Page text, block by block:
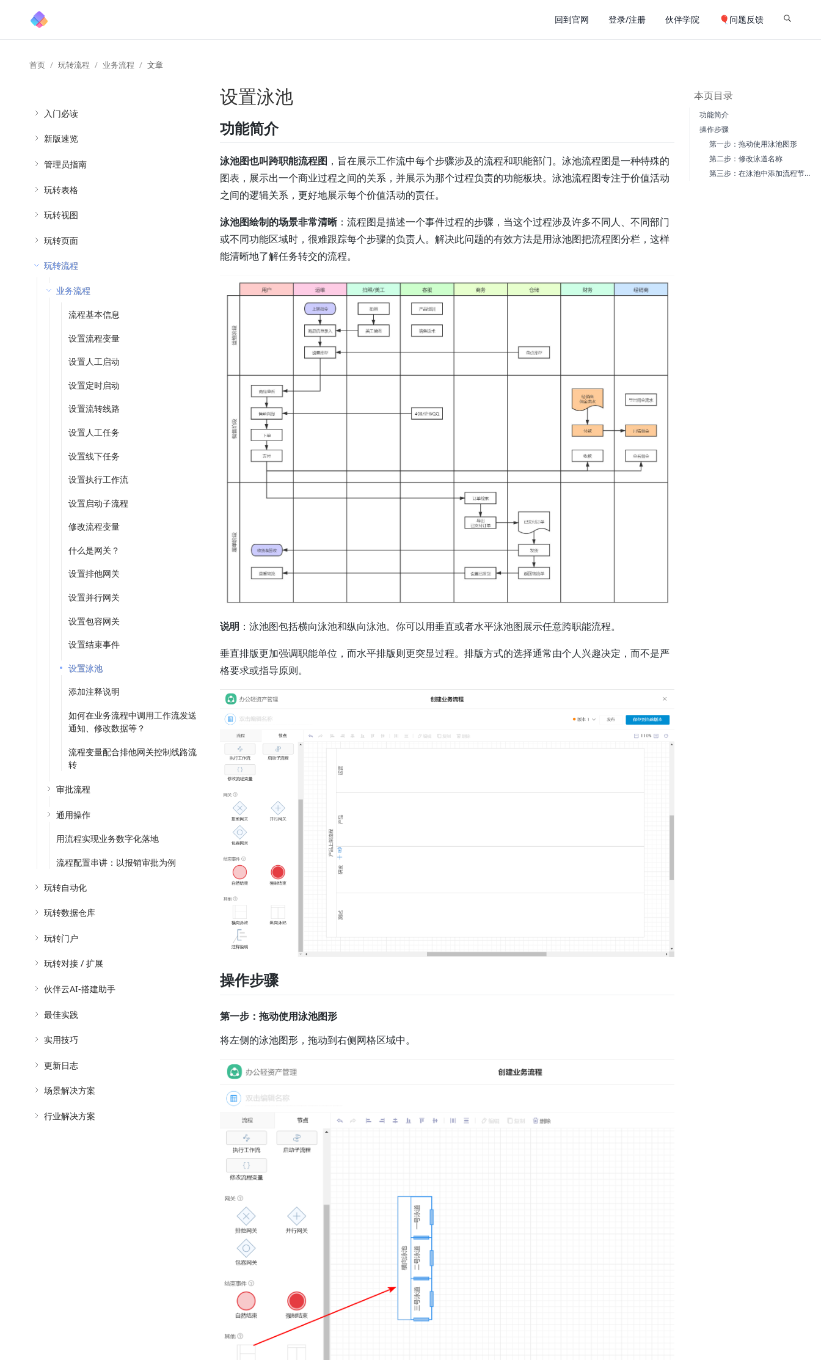
回到官网 登录/注册 伙伴学院 🎈问题反馈
首页 玩转流程 业务流程 文章
入门必读
新版速览
管理员指南
玩转表格
玩转视图
玩转页面
玩转流程
业务流程
流程基本信息
设置流程变量
设置人工启动
设置定时启动
设置流转线路
设置人工任务
设置线下任务
设置执行工作流
设置启动子流程
修改流程变量
什么是网关？
设置排他网关
设置并行网关
设置包容网关
设置结束事件
设置泳池
添加注释说明
如何在业务流程中调用工作流发送
通知、修改数据等？
流程变量配合排他网关控制线路流
转
审批流程
通用操作
用流程实现业务数字化落地
流程配置串讲：以报销审批为例
玩转自动化
玩转数据仓库
玩转门户
玩转对接 / 扩展
伙伴云AI-搭建助手
最佳实践
实用技巧
更新日志
场景解决方案
行业解决方案
设置泳池
功能简介
泳池图也叫跨职能流程图 ，旨在展示工作流中每个步骤涉及的流程和职能部门。泳池流程图是一种特殊的
图表，展示出一个商业过程之间的关系，并展示为那个过程负责的功能板块。泳池流程图专注于价值活动
之间的逻辑关系，更好地展示每个价值活动的责任。
泳池图绘制的场景非常清晰 ：流程图是描述一个事件过程的步骤，当这个过程涉及许多不同人、不同部门
或不同功能区域时，很难跟踪每个步骤的负责人。解决此问题的有效方法是用泳池图把流程图分栏，这样
能清晰地了解任务转交的流程。
说明 ：泳池图包括横向泳池和纵向泳池。你可以用垂直或者水平泳池图展示任意跨职能流程。
垂直排版更加强调职能单位，而水平排版则更突显过程。排版方式的选择通常由个人兴趣决定，而不是严
格要求或指导原则。
操作步骤
第一步：拖动使用泳池图形
将左侧的泳池图形，拖动到右侧网格区域中。
本页目录
功能简介
操作步骤
第一步：拖动使用泳池图形
第二步：修改泳道名称
第三步：在泳池中添加流程节点